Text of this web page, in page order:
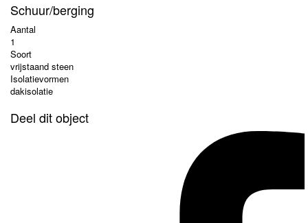
Schuur/berging
Aantal
1
Soort
vrijstaand steen
Isolatievormen
dakisolatie
Deel dit object